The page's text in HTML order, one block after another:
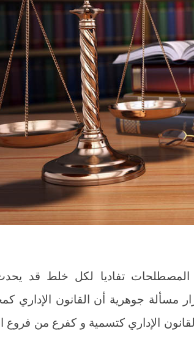
المصطلحات تفاديا لكل خلط قد
مسألة جوهرية أن القانون الإداري
الإداري كتسمية و كفرع من فروع